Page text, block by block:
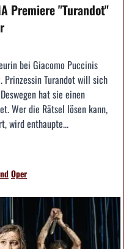
Premiere "Turandot"
bei Giacomo Puccinis
Prinzessin Turandot will sich
hat sie einen
Wer die Rätsel lösen kann,
wird enthaupte...
Oper